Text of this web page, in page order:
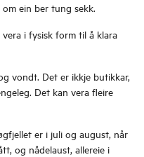
ein ber tung sekk.
i fysisk form til å klara
vondt. Det er ikkje butikkar,
Det kan vera fleire
er i juli og august, når
og nådelaust, allereie i